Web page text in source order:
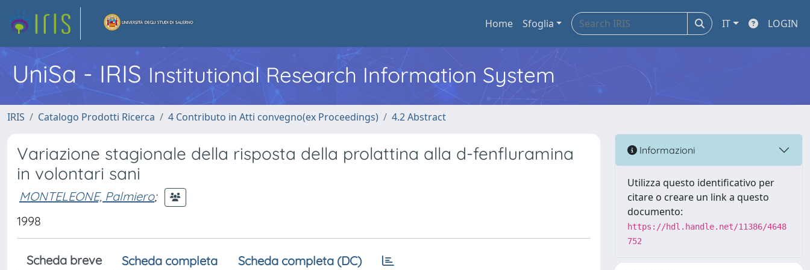
Home Sfoglia IT LOGIN
UniSa - IRIS Institutional Research Information System
IRIS Catalogo Prodotti Ricerca 4 Contributo in Atti convegno(ex Proceedings) 4.2 Abstract
Variazione stagionale della risposta della prolattina alla d-fenfluramina
in volontari sani
MONTELEONE, Palmiero;
1998
Scheda breve Scheda completa Scheda completa (DC)
Informazioni
Utilizza questo identificativo per
citare o creare un link a questo
documento:
https://hdl.handle.net/11386/4648
752